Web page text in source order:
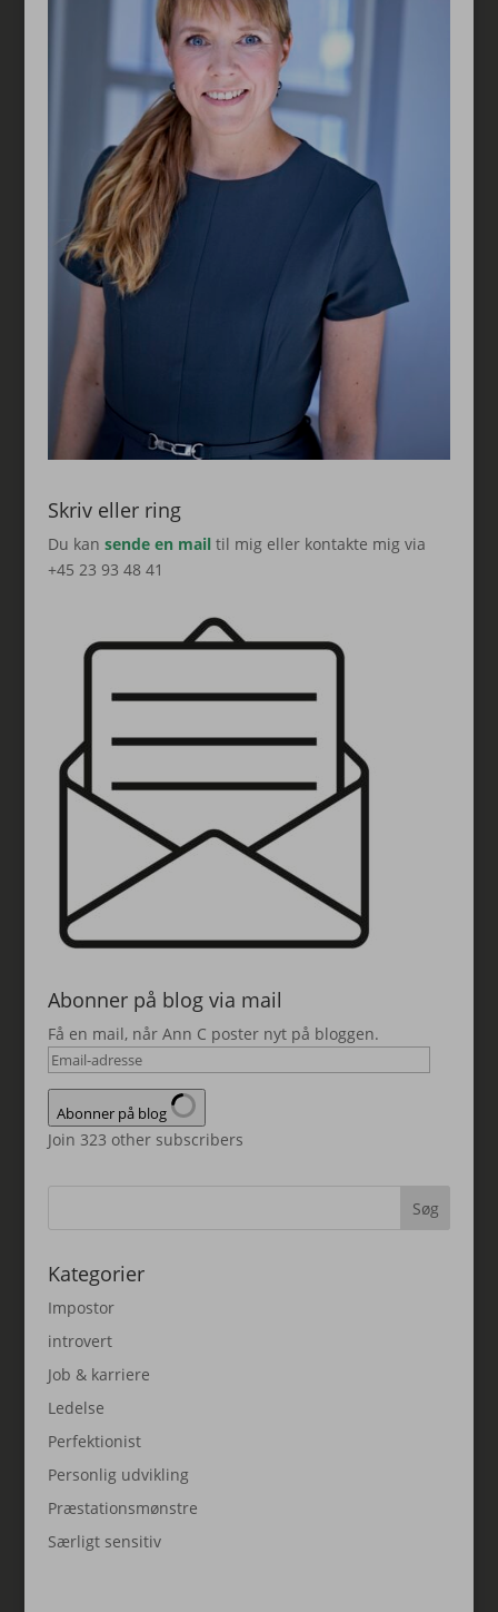
Skriv eller ring
Du kan sende en mail til mig eller kontakte mig via
+45 23 93 48 41
Abonner på blog via mail
Få en mail, når Ann C poster nyt på bloggen.
Email-
adresse
Abonner på blog
Join 323 other subscribers
Kategorier
Impostor
introvert
Job & karriere
Ledelse
Perfektionist
Personlig udvikling
Præstationsmønstre
Særligt sensitiv